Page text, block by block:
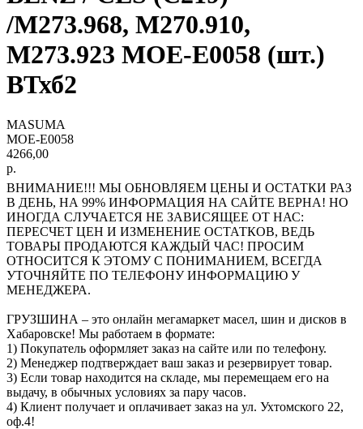
/M273.968, M270.910,
M273.923 MOE-E0058 (шт.)
ВТхб2
MASUMA
MOE-E0058
4266,00
р.
ВНИМАНИЕ!!! МЫ ОБНОВЛЯЕМ ЦЕНЫ И ОСТАТКИ РАЗ
В ДЕНЬ, НА 99% ИНФОРМАЦИЯ НА САЙТЕ ВЕРНА! НО
ИНОГДА СЛУЧАЕТСЯ НЕ ЗАВИСЯЩЕЕ ОТ НАС:
ПЕРЕСЧЕТ ЦЕН И ИЗМЕНЕНИЕ ОСТАТКОВ, ВЕДЬ
ТОВАРЫ ПРОДАЮТСЯ КАЖДЫЙ ЧАС! ПРОСИМ
ОТНОСИТСЯ К ЭТОМУ С ПОНИМАНИЕМ, ВСЕГДА
УТОЧНЯЙТЕ ПО ТЕЛЕФОНУ ИНФОРМАЦИЮ У
МЕНЕДЖЕРА.
ГРУЗШИНА – это онлайн мегамаркет масел, шин и дисков в
Хабаровске! Мы работаем в формате:
1) Покупатель оформляет заказ на сайте или по телефону.
2) Менеджер подтверждает ваш заказ и резервирует товар.
3) Если товар находится на складе, мы перемещаем его на
выдачу, в обычных условиях за пару часов.
4) Клиент получает и оплачивает заказ на ул. Ухтомского 22,
оф.4!